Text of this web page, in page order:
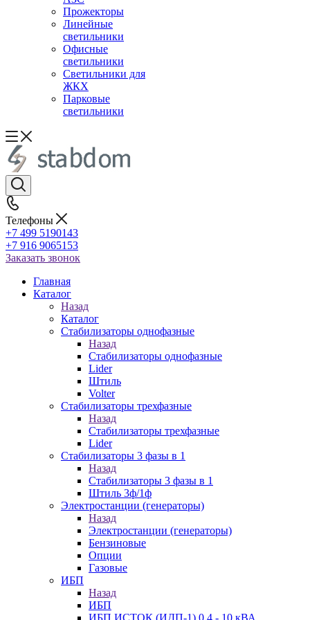
Прожекторы
Линейные
светильники
Офисные
светильники
Светильники для
ЖКХ
Парковые
светильники
Телефоны
+7 499 5190143
+7 916 9065153
Заказать звонок
Главная
Каталог
Назад
Каталог
Стабилизаторы однофазные
Назад
Стабилизаторы однофазные
Lider
Штиль
Volter
Стабилизаторы трехфазные
Назад
Стабилизаторы трехфазные
Lider
Стабилизаторы 3 фазы в 1
Назад
Стабилизаторы 3 фазы в 1
Штиль 3ф/1ф
Электростанции (генераторы)
Назад
Электростанции (генераторы)
Бензиновые
Опции
Газовые
ИБП
Назад
ИБП
ИБП ИСТОК (ИДП-1) 0,4 - 10 кВА